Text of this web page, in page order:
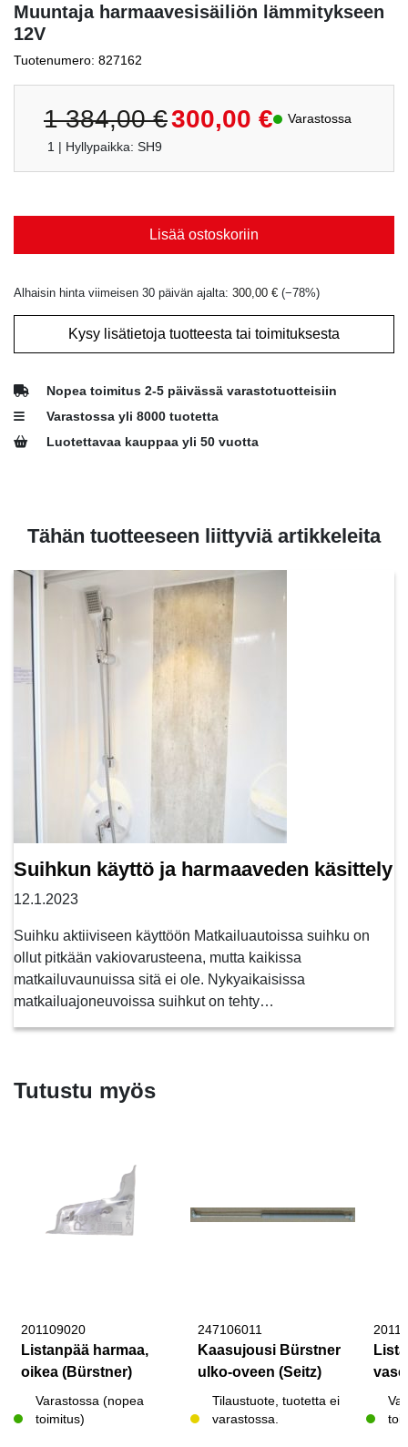
Muuntaja harmaavesisäiliön lämmitykseen
12V
Tuotenumero: 827162
1 384,00€
Alkuperäinen
hinta
oli:
1
300,00 €
Nykyinen
hinta
on:
300,00 €.
Varastossa
1 | Hyllypaikka: SH9
Lisää ostoskoriin
Alhaisin hinta viimeisen 30 päivän ajalta: 300,00 € (−78%)
Kysy lisätietoja tuotteesta tai toimituksesta
Nopea toimitus 2-5 päivässä varastotuotteisiin
Varastossa yli 8000 tuotetta
Luotettavaa kauppaa yli 50 vuotta
Tähän tuotteeseen liittyviä artikkeleita
Suihkun käyttö ja harmaaveden käsittely
12.1.2023
Suihku aktiiviseen käyttöön Matkailuautoissa suihku on
ollut pitkään vakiovarusteena, mutta kaikissa
matkailuvaunuissa sitä ei ole. Nykyaikaisissa
matkailuajoneuvoissa suihkut on tehty…
Tutustu myös
201109020
Listanpää harmaa,
oikea (Bürstner)
Varastossa (nopea
toimitus)
247106011
Kaasujousi Bürstner
ulko-oveen (Seitz)
Tilaustuote, tuotetta ei
varastossa.